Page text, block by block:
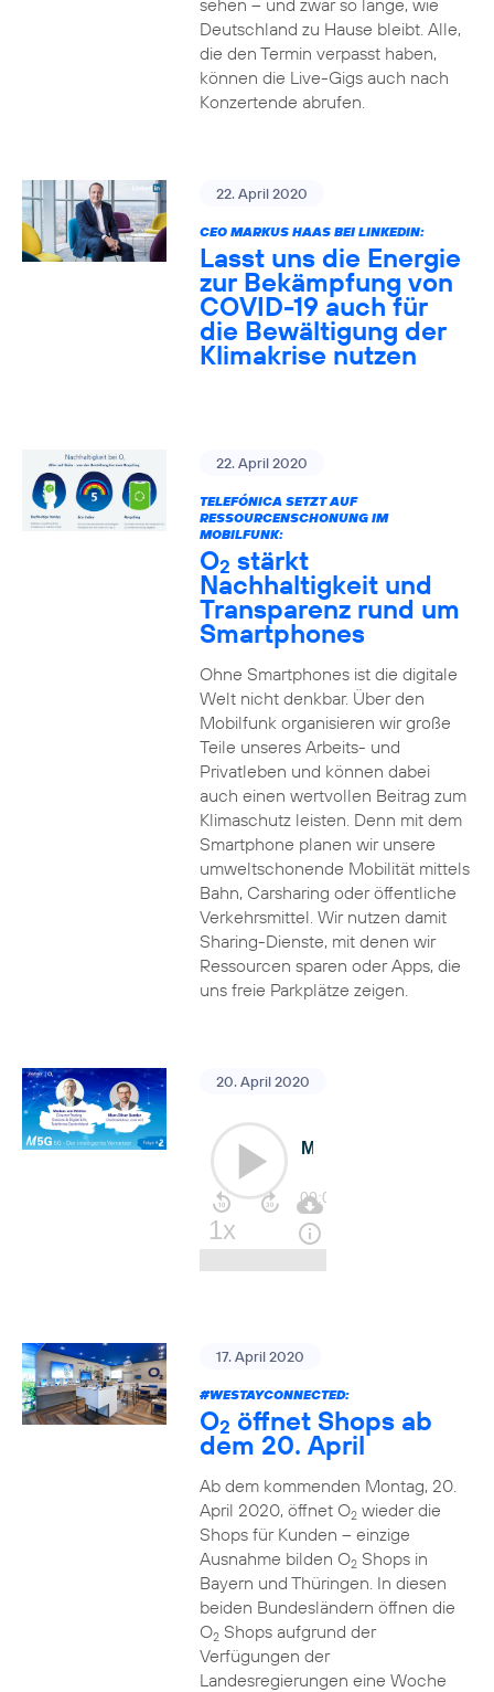
sehen – und zwar so lange, wie
Deutschland zu Hause bleibt. Alle,
die den Termin verpasst haben,
können die Live-Gigs auch nach
Konzertende abrufen.
22. April 2020
CEO MARKUS HAAS BEI LINKEDIN:
Lasst uns die Energie
zur Bekämpfung von
COVID-19 auch für
die Bewältigung der
Klimakrise nutzen
22. April 2020
TELEFÓNICA SETZT AUF
RESSOURCENSCHONUNG IM
MOBILFUNK:
O2 stärkt
Nachhaltigkeit und
Transparenz rund um
Smartphones
Ohne Smartphones ist die digitale
Welt nicht denkbar. Über den
Mobilfunk organisieren wir große
Teile unseres Arbeits- und
Privatleben und können dabei
auch einen wertvollen Beitrag zum
Klimaschutz leisten. Denn mit dem
Smartphone planen wir unsere
umweltschonende Mobilität mittels
Bahn, Carsharing oder öffentliche
Verkehrsmittel. Wir nutzen damit
Sharing-Dienste, mit denen wir
Ressourcen sparen oder Apps, die
uns freie Parkplätze zeigen.
20. April 2020
17. April 2020
#WESTAYCONNECTED:
O2 öffnet Shops ab
dem 20. April
Ab dem kommenden Montag, 20.
April 2020, öffnet O2wieder die
Shops für Kunden – einzige
Ausnahme bilden O2Shops in
Bayern und Thüringen. In diesen
beiden Bundesländern öffnen die
O2Shops aufgrund der
Verfügungen der
Landesregierungen eine Woche